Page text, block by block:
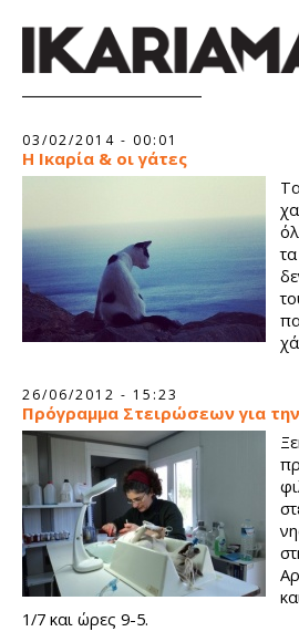
03/02/2014 - 00:01
Η Ικαρία & οι γάτες
26/06/2012 - 15:23
Πρόγραμμα Στειρώσεων για την
1/7 και ώρες 9-5.